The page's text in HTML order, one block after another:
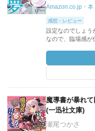
Amazon.co.jp・本
感想・レビュー
設定なのでしょう
なので、臨場感が
魔導書が暴れ
(一迅社文庫)
瀬尾つかさ